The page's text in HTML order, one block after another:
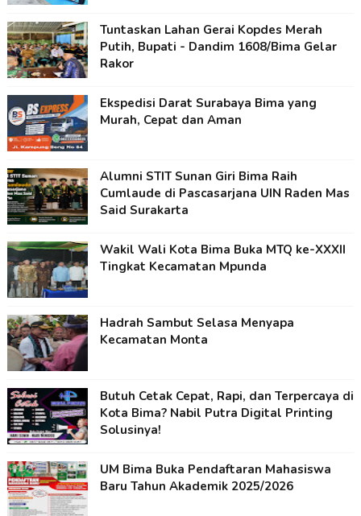
Tuntaskan Lahan Gerai Kopdes Merah
Putih, Bupati - Dandim 1608/Bima Gelar
Rakor
Ekspedisi Darat Surabaya Bima yang
Murah, Cepat dan Aman
Alumni STIT Sunan Giri Bima Raih
Cumlaude di Pascasarjana UIN Raden Mas
Said Surakarta
Wakil Wali Kota Bima Buka MTQ ke-XXXII
Tingkat Kecamatan Mpunda
Hadrah Sambut Selasa Menyapa
Kecamatan Monta
Butuh Cetak Cepat, Rapi, dan Terpercaya di
Kota Bima? Nabil Putra Digital Printing
Solusinya!
UM Bima Buka Pendaftaran Mahasiswa
Baru Tahun Akademik 2025/2026